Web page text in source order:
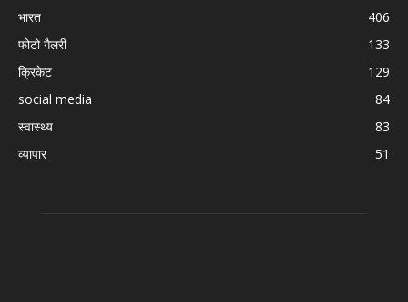
भारत
406
फोटो गैलरी
133
क्रिकेट
129
social media
84
स्वास्थ्य
83
व्यापार
51